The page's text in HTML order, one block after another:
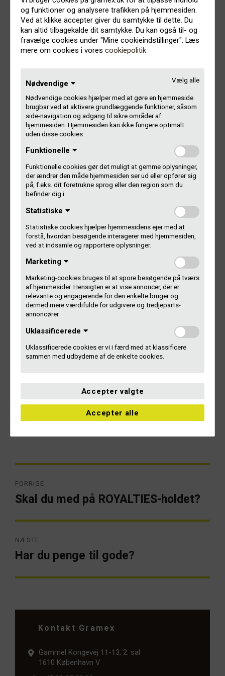
og funktioner og analysere trafikken på hjemmesiden.
Ved at klikke accepter giver du samtykke til dette. Du
kan altid tilbagekalde dit samtykke. Du kan også til- og
fravælge cookies under "Mine cookieindstillinger". Læs
mere om cookies i vores cookiepolitik
Vælg alle
Nødvendige
Nødvendige cookies hjælper med at gøre en hjemmeside
brugbar ved at aktivere grundlæggende funktioner, såsom
side-navigation og adgang til sikre områder af
hjemmesiden. Hjemmesiden kan ikke fungere optimalt
uden disse cookies.
Funktionelle
Funktionelle cookies gør det muligt at gemme oplysninger,
der ændrer den måde hjemmesiden ser ud eller opfører sig
på, f.eks. dit foretrukne sprog eller den region som du
befinder dig i.
Statistiske
Statistiske cookies hjælper hjemmesidens ejer med at
forstå, hvordan besøgende interagerer med hjemmesiden,
ved at indsamle og rapportere oplysninger.
Marketing
Marketing-cookies bruges til at spore besøgende på tværs
af hjemmesider. Hensigten er at vise annoncer, der er
relevante og engagerende for den enkelte bruger og
dermed mere værdifulde for udgivere og tredjeparts-
annoncører.
Uklassificerede
Uklassificerede cookies er vi i færd med at klassificere
sammen med udbyderne af de enkelte cookies.
Accepter valgte
Accepter alle
Gramex har i forvejen to aftaler med de italienske søster-
organisationer Nuovo Imaie og ItsRight på vegne af
kunstnerne.
– I Gramex er vi jo ikke herre over, hvor meget dansk
musik, der bliver spillet i udlandet. Mennårvores
medlemmer opnår airplay i udlandet – og det gør dansk
musik jo i den grad i øjeblikket – så gør vi i Gramex alt, hvad
vi overhovedet kan, for at hente pengene hjem til dem.
– Derfor har vi ekstra stort fokus på de her ”betalingsbroer
mellem landene”, som de internationale aftaler er. Og
derfor glæder det mig meget, at nu også de danske
pladeselskaber og producenter, der er medlem af Gramex,
kan se frem til penge fra støvlelandet.
hårdtarbejdende udlands-team på Gammel Kongevej for at
få aftale nummer 42 i hus. Vi ser frem til et godt
adm. direktør fra WIPO’s hovedkvarter i Geneve.
Gramex håber at kunne udbetale fra SCF i løbet af 2017.
Pladeselskaber og producenter med særlig interesse i
Italien er velkomne til at kontakte os og høre nærmere.
Grønkjær på 3385 3231 / mws@gramex.dk.
Oversigt over internationale aftaler
Musik i udlandet – for pladeselskaber
Musik i udlandet – for kunstnere
FORRIGE
Forrige
Skal du med på ROYALTIES-holdet?
NÆSTE
Næste
Har du penge til gode?
Kontakt Gramex
Gammel Kongevej 11-13, 2. sal
1610 København V